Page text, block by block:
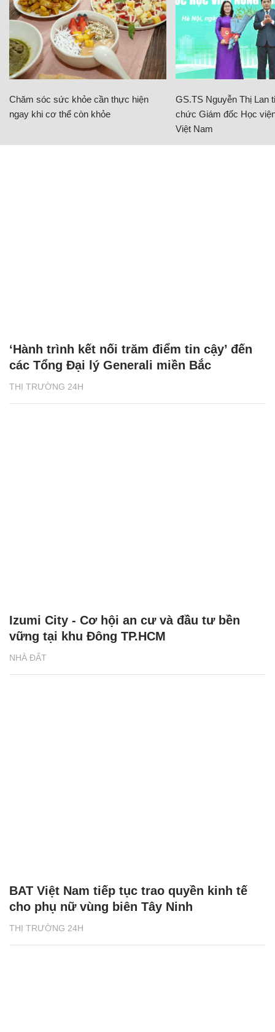
Chăm sóc sức khỏe cần thực hiện
ngay khi cơ thể còn khỏe
GS.TS Nguyễn Thị Lan
chức Giám đốc Học
Việt Nam
THỊ TRƯỜNG 24H
‘Hành trình kết nối trăm điểm tin cậy’ đến
các Tổng Đại lý Generali miền Bắc
NHÀ ĐẤT
Izumi City - Cơ hội an cư và đầu tư bền
vững tại khu Đông TP.HCM
THỊ TRƯỜNG 24H
BAT Việt Nam tiếp tục trao quyền kinh tế
cho phụ nữ vùng biên Tây Ninh